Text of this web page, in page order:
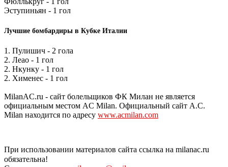
Эступиньян - 1 гол
Лучшие бомбардиры в Кубке Италии
1. Пулишич - 2 гола
2. Леао - 1 гол
2. Нкунку - 1 гол
2. Хименес - 1 гол
MilanAC.ru - сайт болельщиков ФК Милан не является
официальным местом AC Milan. Официальный сайт A.C.
Milan находится по адресу www.acmilan.com
При использовании материалов сайта ссылка на milanac.ru
обязательна!